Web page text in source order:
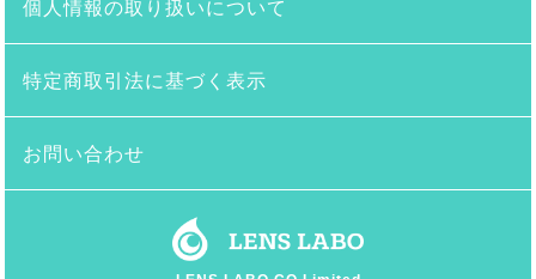
個人情報の取り扱いについて
特定商取引法に基づく表示
お問い合わせ